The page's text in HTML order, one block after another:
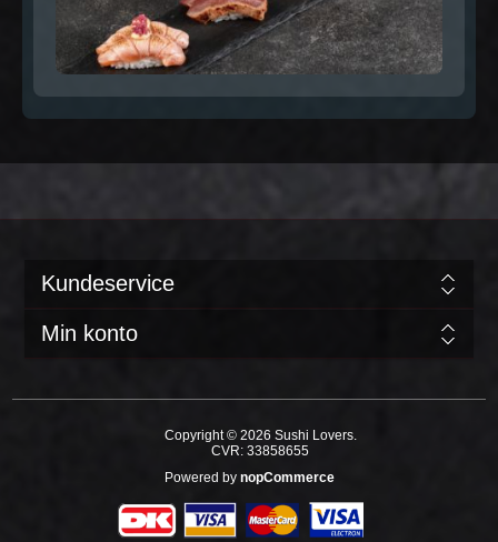
Kundeservice
Min konto
Copyright © 2026 Sushi Lovers.
CVR: 33858655
Powered by nopCommerce